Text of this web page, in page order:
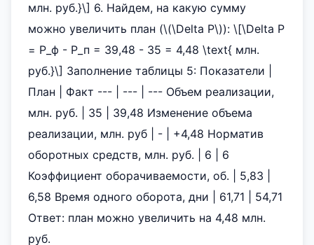
млн. руб.}\] 6. Найдем, на какую сумму
можно увеличить план (\(\Delta Р\)): \[\Delta Р
= Р_ф - Р_п = 39,48 - 35 = 4,48 \text{ млн.
руб.}\] Заполнение таблицы 5: Показатели |
План | Факт --- | --- | --- Объем реализации,
млн. руб. | 35 | 39,48 Изменение объема
реализации, млн. руб | - | +4,48 Норматив
оборотных средств, млн. руб. | 6 | 6
Коэффициент оборачиваемости, об. | 5,83 |
6,58 Время одного оборота, дни | 61,71 | 54,71
Ответ: план можно увеличить на 4,48 млн.
руб.